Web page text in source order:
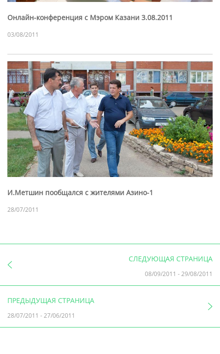
Онлайн-конференция с Мэром Казани 3.08.2011
03/08/2011
И.Метшин пообщался с жителями Азино-1
28/07/2011
СЛЕДУЮЩАЯ СТРАНИЦА
08/09/2011 -29/08/2011
ПРЕДЫДУЩАЯ СТРАНИЦА
28/07/2011 -27/06/2011